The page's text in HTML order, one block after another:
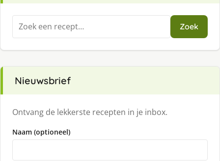
Zoeken
naar:
Zoek
Nieuwsbrief
Ontvang de lekkerste recepten in je inbox.
Naam (optioneel)